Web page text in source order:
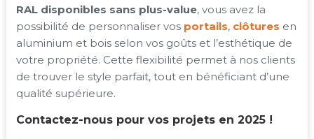
RAL disponibles sans plus-value, vous avez la
possibilité de personnaliser vos portails, clôtures en
aluminium et bois selon vos goûts et l’esthétique de
votre propriété. Cette flexibilité permet à nos clients
de trouver le style parfait, tout en bénéficiant d’une
qualité supérieure.
Contactez-nous pour vos projets en 2025 !